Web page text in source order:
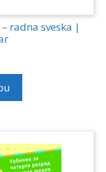
radna sveska |